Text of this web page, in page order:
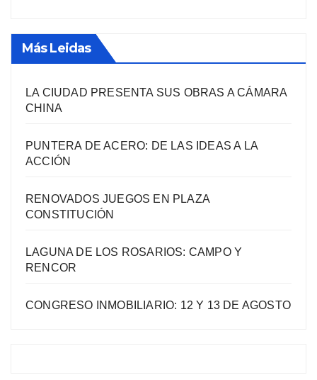
Más Leidas
LA CIUDAD PRESENTA SUS OBRAS A CÁMARA
CHINA
PUNTERA DE ACERO: DE LAS IDEAS A LA
ACCIÓN
RENOVADOS JUEGOS EN PLAZA
CONSTITUCIÓN
LAGUNA DE LOS ROSARIOS: CAMPO Y
RENCOR
CONGRESO INMOBILIARIO: 12 Y 13 DE AGOSTO